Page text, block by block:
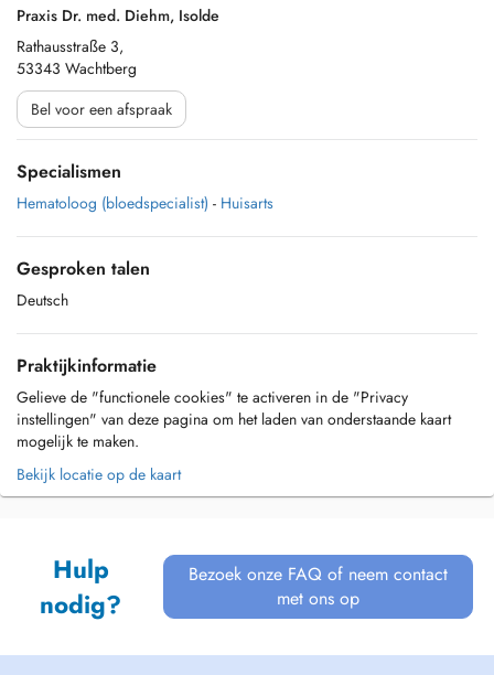
Praxis Dr. med. Diehm, Isolde
Rathausstraße 3,
53343 Wachtberg
Bel voor een afspraak
Specialismen
Hematoloog (bloedspecialist) - Huisarts
Gesproken talen
Deutsch
Praktijkinformatie
Gelieve de "functionele cookies" te activeren in de "Privacy
instellingen" van deze pagina om het laden van onderstaande kaart
mogelijk te maken.
Bekijk locatie op de kaart
Hulp
nodig?
Bezoek onze FAQ of neem contact
met ons op